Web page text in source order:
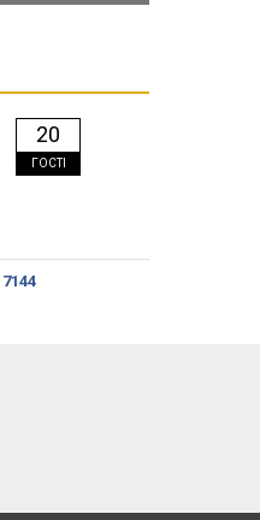
20
ГОСТІ
7144